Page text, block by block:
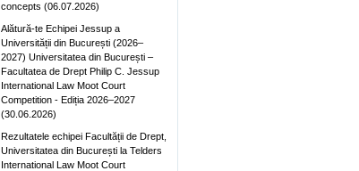
concepts (06.07.2026)
Alătură-te Echipei Jessup a
Universității din București (2026–
2027) Universitatea din București –
Facultatea de Drept Philip C. Jessup
International Law Moot Court
Competition - Ediția 2026–2027
(30.06.2026)
Rezultatele echipei Facultății de Drept,
Universitatea din București la Telders
International Law Moot Court